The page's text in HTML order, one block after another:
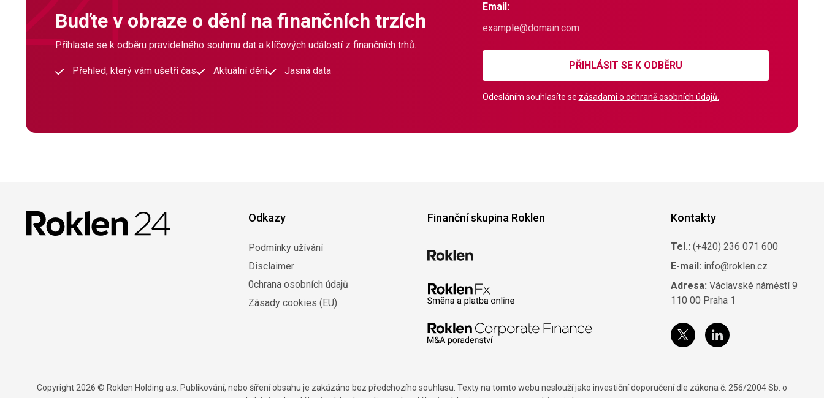
Buďte v obraze o dění na finančních trzích
Přihlaste se k odběru pravidelného souhrnu dat a klíčových událostí z finančních trhů.
Přehled, který vám ušetří čas Aktuální dění Jasná data
Email:
PŘIHLÁSIT SE K ODBĚRU
Odesláním souhlasíte se zásadami o ochraně osobních údajů.
Odkazy
Podmínky užívání
Disclaimer
0chrana osobních údajů
Zásady cookies (EU)
Finanční skupina Roklen Kontakty
Tel.: (+420) 236 071 600
E-mail: info@roklen.cz
Adresa: Václavské náměstí 9
110 00 Praha 1
Copyright 2026 © Roklen Holding a.s. Publikování, nebo šíření obsahu je zakázáno bez předchozího souhlasu. Texty na tomto webu neslouží jako investiční doporučení dle zákona č. 256/2004 Sb. o